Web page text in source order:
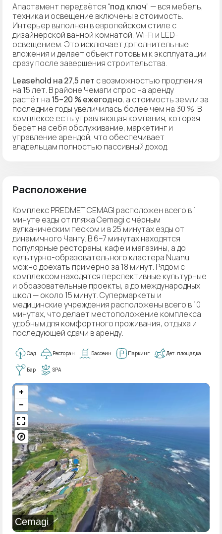
Апартамент передаётся “под ключ” — вся мебель,
техника и освещение включены в стоимость.
Интерьер выполнен в европейском стиле с
дизайнерской ванной комнатой, Wi-Fi и LED-
освещением. Это исключает дополнительные
вложения и делает объект готовым к эксплуатации
сразу после завершения строительства.
Leasehold на 27,5 лет с возможностью продления
на 15 лет. В районе Чемаги спрос на аренду
растёт на 15–20 % ежегодно, а стоимость земли за
последние годы увеличилась более чем на 30 %. В
комплексе есть управляющая компания, которая
берёт на себя обслуживание, маркетинг и
управление арендой, что обеспечивает
владельцам полностью пассивный доход.
Расположение
Комплекс PREDMET CEMAGI расположен всего в 1
минуте езды от пляжа Cemagi с чёрным
вулканическим песком и в 25 минутах езды от
динамичного Чангу. В 6–7 минутах находятся
популярные рестораны, кафе и магазины, а до
культурно-образовательного кластера Nuanu
можно доехать примерно за 18 минут. Рядом с
комплексом находятся перспективные культурные
и образовательные проекты, а до международных
школ — около 15 минут. Супермаркеты и
медицинские учреждения расположены всего в 10
минутах, что делает местоположение комплекса
удобным для комфортного проживания, отдыха и
последующей сдачи в аренду.
Сад Ресторан Бассеин Паркинг Дет. площадка
Бар SPA
Cemagi